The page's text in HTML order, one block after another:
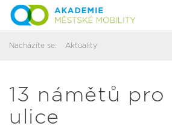
Nacházíte se: Aktuality
13 námětů pro
ulice